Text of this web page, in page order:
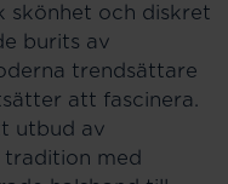
skönhet och diskret
burits av
trendsättare
att fascinera.
utbud av
tradition med